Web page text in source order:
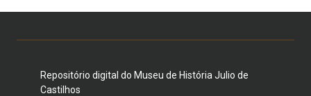
Repositório digital do Museu de História Julio de
Castilhos